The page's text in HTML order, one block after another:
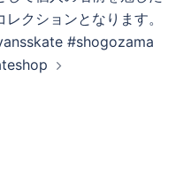
クションとなります。
#shogozama